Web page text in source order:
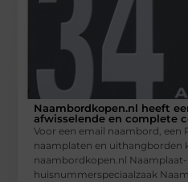
Naambordkopen.nl heeft
afwisselende en complete
Voor een email naambord, een
naamplaten en uithangborden
naambordkopen.nl Naamplaat-
huisnummerspeciaalzaak